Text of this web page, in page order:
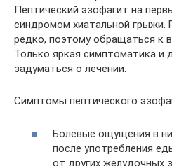
Пептический эзофагит на
синдромом хиатальной грыжи.
редко, поэтому обращаться к
Только яркая симптоматика и
задуматься о лечении.
Симптомы пептического
Болевые ощущения в
после употребления
от других желудочных